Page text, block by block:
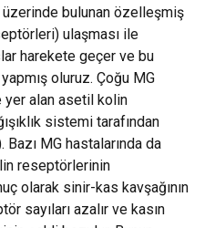
üzerinde bulunan özelleşmiş
ulaşması ile
harekete geçer ve bu
oluruz. Çoğu MG
yer alan asetil kolin
sistemi tarafından
Bazı MG hastalarında da
reseptörlerinin
olarak sinir-kas kavşağının
sayıları azalır ve kasın